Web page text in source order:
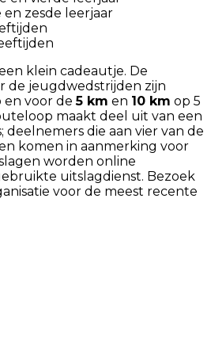
zesde leerjaar
klein cadeautje. De
de jeugdwedstrijden zijn
en voor de5 km en 10 km op 5
maakt deel uit van een
deelnemers die aan vier van de
komen in aanmerking voor
worden online
uitslagdienst. Bezoek
voor de meest recente